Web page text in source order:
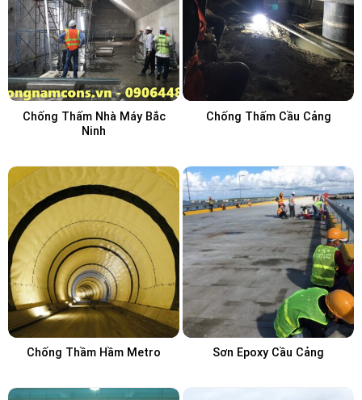
Chống Thấm Nhà Máy Bắc
Ninh
Chống Thấm Cầu Cảng
Chống Thầm Hầm Metro Sơn Epoxy Cầu Cảng